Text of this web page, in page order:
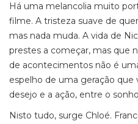
Há uma melancolia muito
filme. A tristeza suave de
mas nada muda. A vida de
prestes a começar, mas que
de acontecimentos não é
espelho de uma geração
desejo e a ação, entre o
Nisto tudo, surge Chloé.